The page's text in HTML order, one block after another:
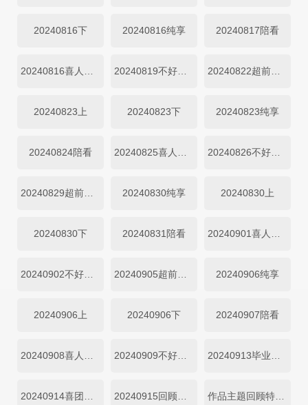
20240816下 20240816纯享 20240817陪看
20240819不好笑惩罚室 20240822超前聚会
20240823上 20240823下 20240823纯享
20240824陪看 20240826不好笑惩罚室
20240830纯享 20240830上
20240830下 20240831陪看
20240905超前聚会 20240906纯享
20240906上 20240906下 20240907陪看
20240909不好笑惩罚室
作品主题回顾特辑：古装传奇